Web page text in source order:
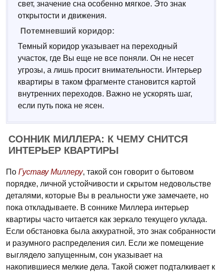
свет, значение сна особенно мягкое. Это знак
открытости и движения.
Потемневший коридор:
Темный коридор указывает на переходный
участок, где Вы еще не все поняли. Он не несет
угрозы, а лишь просит внимательности. Интерьер
квартиры в таком фрагменте становится картой
внутренних переходов. Важно не ускорять шаг,
если путь пока не ясен.
СОННИК МИЛЛЕРА: К ЧЕМУ СНИТСЯ
ИНТЕРЬЕР КВАРТИРЫ
По Густаву Миллеру, такой сон говорит о бытовом
порядке, личной устойчивости и скрытом недовольстве
деталями, которые Вы в реальности уже замечаете, но
пока откладываете. В соннике Миллера интерьер
квартиры часто читается как зеркало текущего уклада.
Если обстановка была аккуратной, это знак собранности
и разумного распределения сил. Если же помещение
выглядело запущенным, сон указывает на
накопившиеся мелкие дела. Такой сюжет подталкивает к